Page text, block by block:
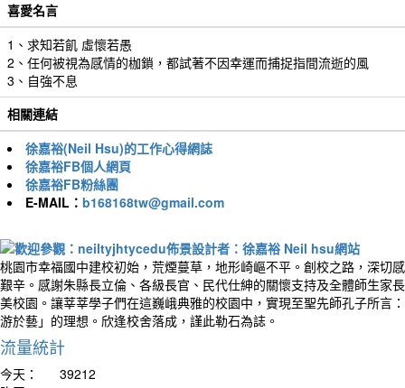
喜愛名言
1、求知若飢 虛懷若愚
2、任何被視為感情的枷鎖，都試著不因幸運而捕捉指間流逝的風
3、自強不息
相關連結
徐嘉裕(Neil Hsu)的工作心得網誌
徐嘉裕FB個人網頁
徐嘉裕FB粉絲團
E-MAIL： b168168tw@gmail.com
桃園市幸福國中建校初始，荒煙蔓草，地形崎嶇不平。創校之路，深切
艱辛。感謝朱縣長立倫、各級長官、民代仕紳的關懷支持及全體師生家
美校園。讓莘莘學子們在這巍峨典雅的校園中，實現至聖先師孔子所言
游於藝」的理想。欣逢校舍落成，謹此勒石為誌。
流量統計
今天：
39212